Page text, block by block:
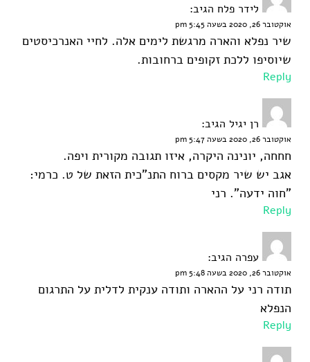
לידר פלח הגיב:
אוקטובר 26, 2020 בשעה 5:45 pm
שיר נפלא והארה מרגשת לימים אלה. לחיי האנרכיסטים
שיוסיפו ללכת זקופים ברחובות.
Reply
רן יגיל הגיב:
אוקטובר 26, 2020 בשעה 5:47 pm
חחחה, יונינה היקרה, איזו תגובה מקורית ויפה.
אגב יש שיר מקסים ברוח התנ"כית הזאת של ט. כרמי:
"חוה ידעה". רני
Reply
עפרה הגיב:
אוקטובר 26, 2020 בשעה 5:48 pm
תודה רני על ההארה ותודה ענקית לדלית על התרגום
הנפלא
Reply